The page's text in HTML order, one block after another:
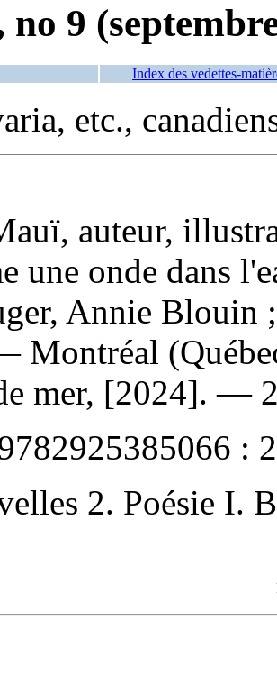
no 9
Index des vedettes-
etc.,
auteur,
une onde dans
Annie Blouin
Montréal
mer, [2024]. —
:
2. Poésie I.